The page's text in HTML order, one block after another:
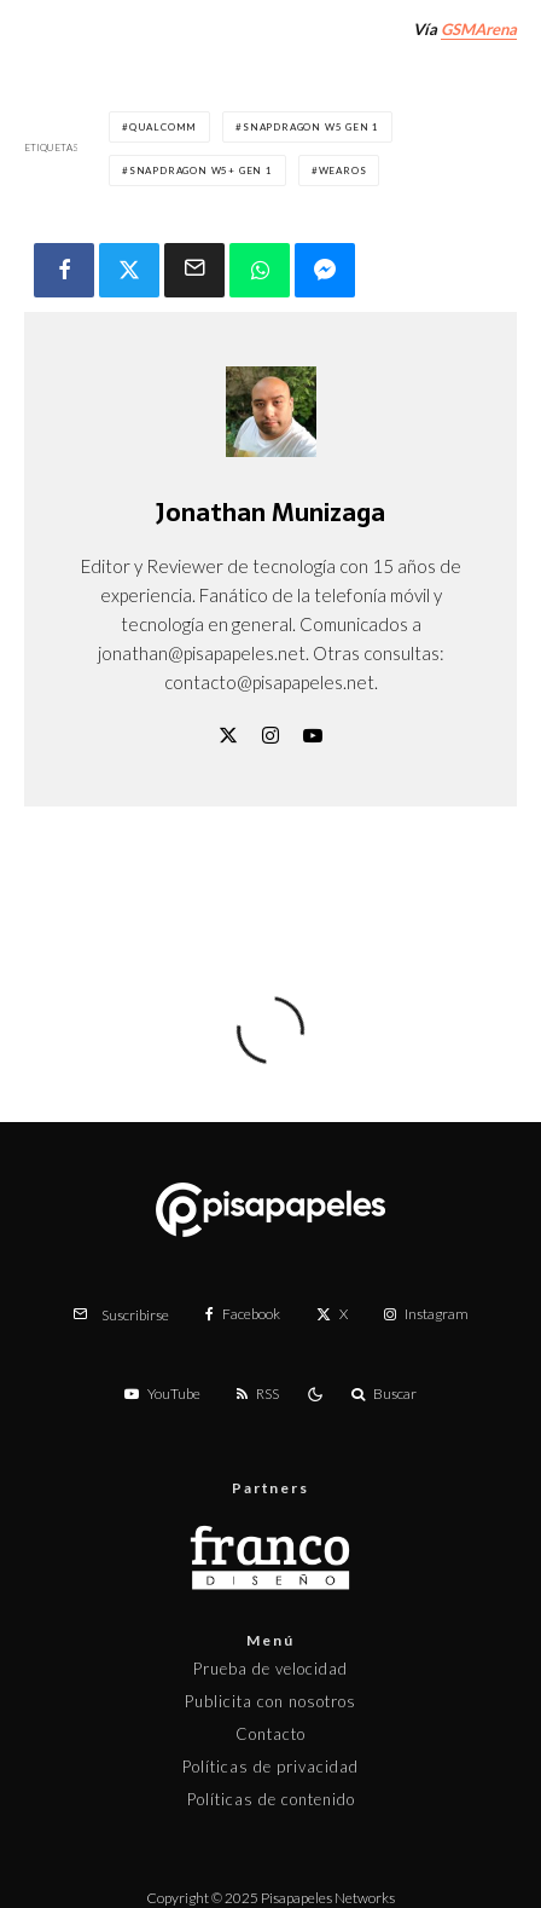
VíaGSMArena
ETIQUETAS
QUALCOMM SNAPDRAGON W5 GEN 1
SNAPDRAGON W5+ GEN 1 WEAROS
Jonathan Munizaga
Editor y Reviewer de tecnología con 15 años de
experiencia. Fanático de la telefonía móvil y
tecnología en general. Comunicados a
jonathan@pisapapeles.net. Otras consultas:
contacto@pisapapeles.net.
Suscribirse Facebook X Instagram
YouTube RSS Buscar
Partners
Menú
Prueba de velocidad
Publicita con nosotros
Contacto
Políticas de privacidad
Políticas de contenido
Copyright © 2025 Pisapapeles Networks